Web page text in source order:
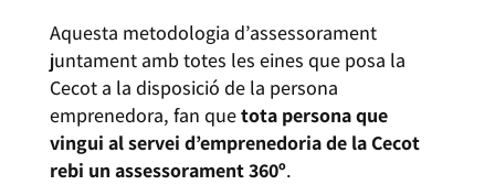
Aquesta metodologia d’assessorament
juntament amb totes les eines que posa la
Cecot a la disposició de la persona
emprenedora, fan quetota persona que
vingui al servei d’emprenedoria de la Cecot
rebi un assessorament 360º.